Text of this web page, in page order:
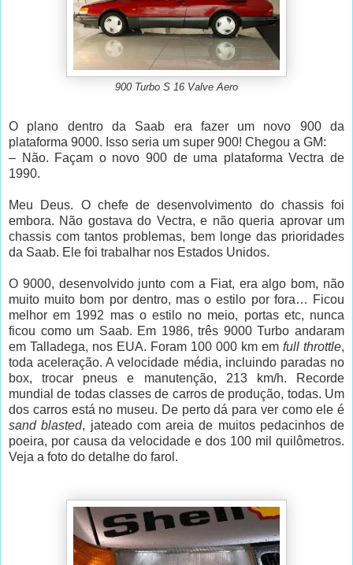
900 Turbo S 16 Valve Aero
O plano dentro da Saab era fazer um novo 900 da
plataforma 9000. Isso seria um super 900! Chegou a GM:
– Não. Façam o novo 900 de uma plataforma Vectra de
1990.
Meu Deus. O chefe de desenvolvimento do chassis foi
embora. Não gostava do Vectra, e não queria aprovar um
chassis com tantos problemas, bem longe das prioridades
da Saab. Ele foi trabalhar nos Estados Unidos.
O 9000, desenvolvido junto com a Fiat, era algo bom, não
muito muito bom por dentro, mas o estilo por fora… Ficou
melhor em 1992 mas o estilo no meio, portas etc, nunca
ficou como um Saab. Em 1986, três 9000 Turbo andaram
em Talladega, nos EUA. Foram 100 000 km em full throttle,
toda aceleração. A velocidade média, incluindo paradas no
box, trocar pneus e manutenção, 213 km/h. Recorde
mundial de todas classes de carros de produção, todas. Um
dos carros está no museu. De perto dá para ver como ele é
sand blasted, jateado com areia de muitos pedacinhos de
poeira, por causa da velocidade e dos 100 mil quilômetros.
Veja a foto do detalhe do farol.